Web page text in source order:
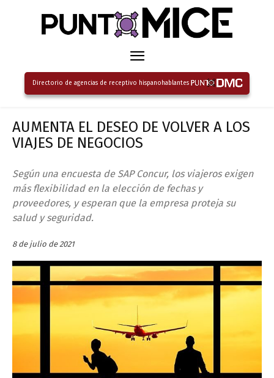
Directorio de agencias de receptivo hispanohablantes
AUMENTA EL DESEO DE VOLVER A LOS
VIAJES DE NEGOCIOS
Según una encuesta de SAP Concur, los viajeros exigen
más flexibilidad en la elección de fechas y
proveedores, y esperan que la empresa proteja su
salud y seguridad.
8 de julio de 2021